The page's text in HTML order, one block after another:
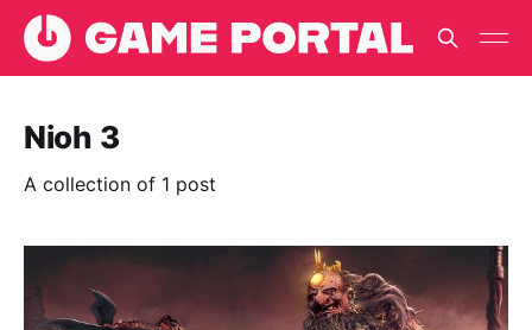
Nioh 3
A collection of 1 post